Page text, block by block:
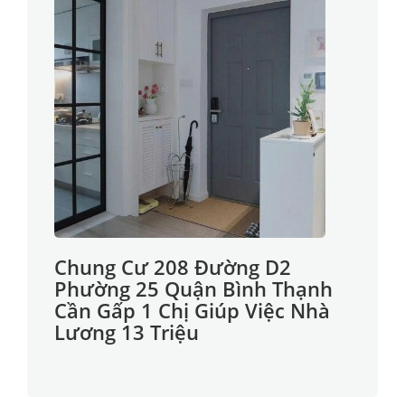
Chung Cư 208 Đường D2
Phường 25 Quận Bình Thạnh
Cần Gấp 1 Chị Giúp Việc Nhà
Lương 13 Triệu